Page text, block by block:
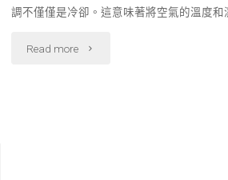
維
調不僅僅是冷卻。這意味著將空氣的溫度和
Read more "冷